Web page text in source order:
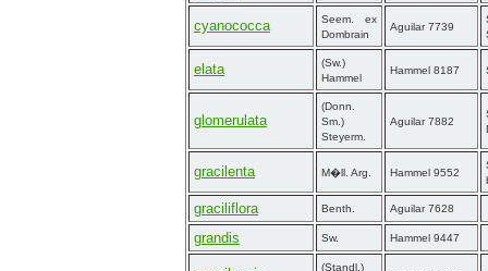
cyanococca
Seem. ex
Dombrain
Aguilar 7739
elata
(Sw.)
Hammel
Hammel 8187
glomerulata
(Donn.
Sm.)
Steyerm.
Aguilar 7882
gracilenta M�ll. Arg. Hammel 9552
graciliflora Benth. Aguilar 7628
grandis Sw. Hammel 9447
(Standl.)